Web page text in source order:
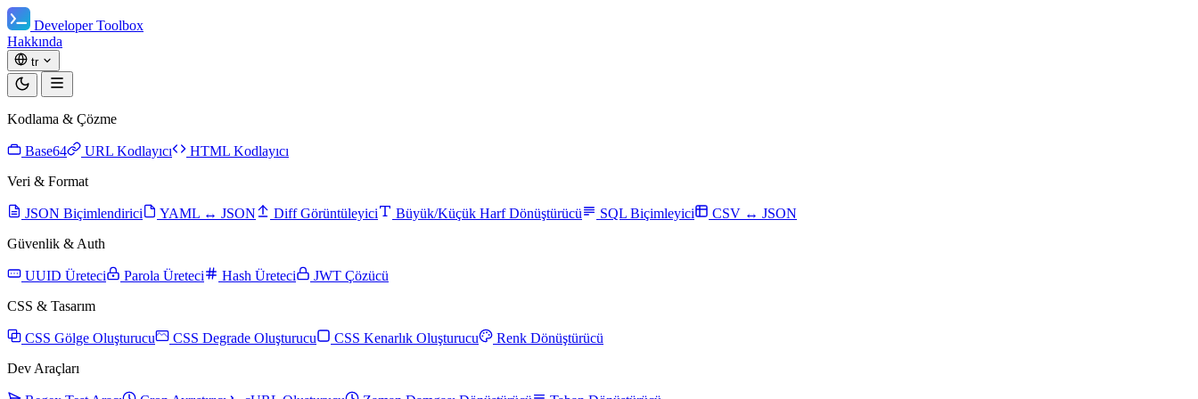
Developer Toolbox
Hakkında
tr
Kodlama & Çözme
Base64 URL Kodlayıcı
HTML Kodlayıcı
Veri & Format
JSON Biçimlendirici YAML ↔ JSON Diff Görüntüleyici Büyük/Küçük Harf Dönüştürücü SQL Biçimleyici
CSV ↔ JSON
Güvenlik & Auth
UUID Üreteci Parola Üreteci Hash Üreteci
JWT Çözücü
CSS & Tasarım
CSS Gölge Oluşturucu CSS Degrade Oluşturucu CSS Kenarlık Oluşturucu
Renk Dönüştürücü
Dev Araçları